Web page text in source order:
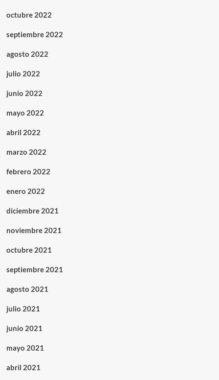
octubre 2022
septiembre 2022
agosto 2022
julio 2022
junio 2022
mayo 2022
abril 2022
marzo 2022
febrero 2022
enero 2022
diciembre 2021
noviembre 2021
octubre 2021
septiembre 2021
agosto 2021
julio 2021
junio 2021
mayo 2021
abril 2021